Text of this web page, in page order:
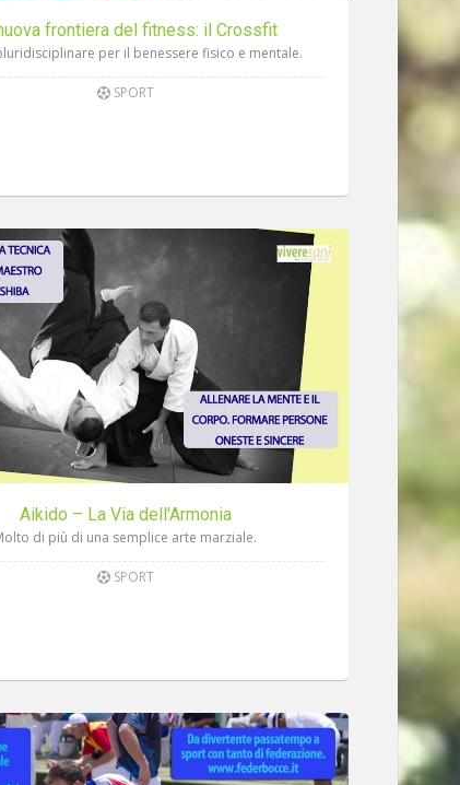
frontiera del fitness: il Crossfit
per il benessere fisico e mentale.
SPORT
Aikido – La Via dell'Armonia
di più di una semplice arte marziale.
SPORT